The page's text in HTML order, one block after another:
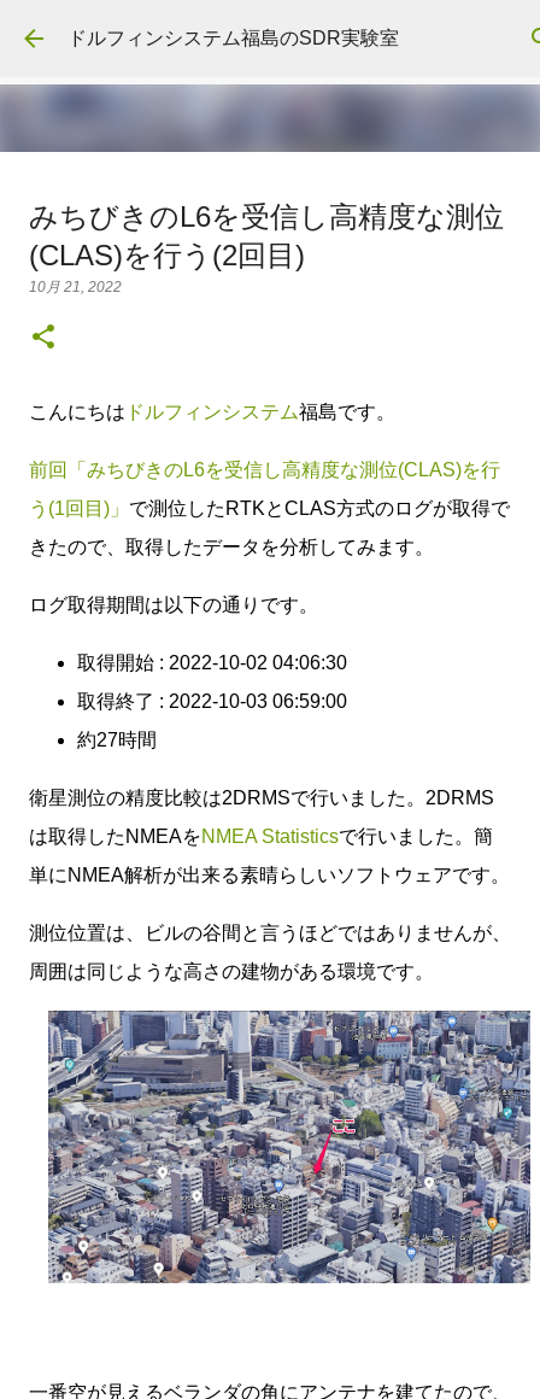
スキップしてメイン コンテンツに移動
ドルフィンシステム福島のSDR実験室
【出展のお知らせ】NI Days Japan
2026でUSRP X420を展示します！
7月 27, 2026
みちびきのL6を受信し高精度な測位
(CLAS)を行う(2回目)
10月 21, 2022
こんにちは ドルフィンシステム福島です。
前回「みちびきのL6を受信し高精度な測位(CLAS)を行
う(1回目)」 で測位したRTKとCLAS方式のログが取得で
きたので、取得したデータを分析してみます。
ログ取得期間は以下の通りです。
取得開始 : 2022-10-02 04:06:30
取得終了 : 2022-10-03 06:59:00
約27時間
衛星測位の精度比較は2DRMSで行いました。2DRMS
は取得したNMEAをNMEA Statisticsで行いました。簡
単にNMEA解析が出来る素晴らしいソフトウェアです。
測位位置は、ビルの谷間と言うほどではありませんが、
周囲は同じような高さの建物がある環境です。
一番空が見えるベランダの角にアンテナを建てたので、